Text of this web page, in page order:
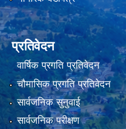
प्रतिवेदन
वार्षिक प्रगति प्रतिवेदन
चौमासिक प्रगति प्रतिवेदन
सार्वजनिक सुनुवाई
सार्वजनिक परीक्षण